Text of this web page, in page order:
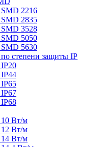
SMD 2216
SMD 2835
SMD 3528
SMD 5050
SMD 5630
степени защиты IP
10 Вт/м
12 Вт/м
14 Вт/м